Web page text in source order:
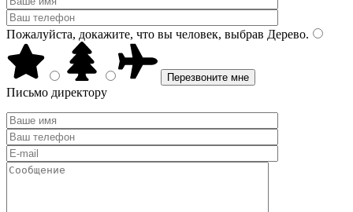
Пожалуйста, докажите, что вы человек, выбрав Дерево.
Письмо директору